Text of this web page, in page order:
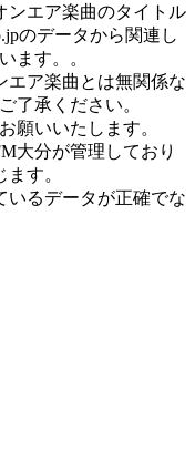
エア楽曲のタイトル
のデータから関連し
ます。。
エア楽曲とは無関係な
了承ください。
願いいたします。
大分が管理しており
す。
いるデータが正確でな